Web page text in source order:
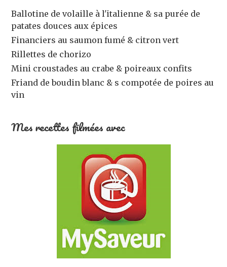
Ballotine de volaille à l'italienne & sa purée de
patates douces aux épices
Financiers au saumon fumé & citron vert
Rillettes de chorizo
Mini croustades au crabe & poireaux confits
Friand de boudin blanc & s compotée de poires au
vin
Mes recettes filmées avec